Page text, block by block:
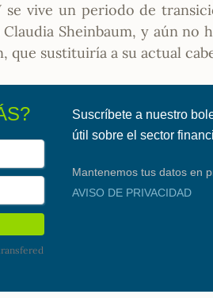
se vive un periodo de
Sheinbaum, y aún no
sustituiría a su actual
Suscríbete a nuestro
útil sobre el sector
Mantenemos tus datos en
AVISO DE PRIVACIDAD